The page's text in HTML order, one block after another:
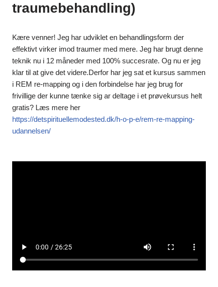
traumebehandling)
Kære venner! Jeg har udviklet en behandlingsform der
effektivt virker imod traumer med mere. Jeg har brugt denne
teknik nu i 12 måneder med 100% succesrate. Og nu er jeg
klar til at give det videre.Derfor har jeg sat et kursus sammen
i REM re-mapping og i den forbindelse har jeg brug for
frivillige der kunne tænke sig ar deltage i et prøvekursus helt
gratis? Læs mere her
https://detspirituellemodested.dk/h-o-p-e/rem-re-mapping-
udannelsen/